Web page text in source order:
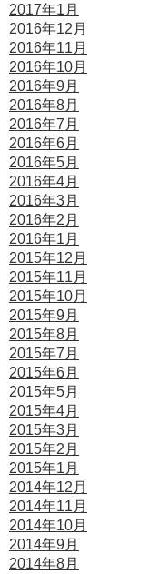
2017年1月
2016年12月
2016年11月
2016年10月
2016年9月
2016年8月
2016年7月
2016年6月
2016年5月
2016年4月
2016年3月
2016年2月
2016年1月
2015年12月
2015年11月
2015年10月
2015年9月
2015年8月
2015年7月
2015年6月
2015年5月
2015年4月
2015年3月
2015年2月
2015年1月
2014年12月
2014年11月
2014年10月
2014年9月
2014年8月